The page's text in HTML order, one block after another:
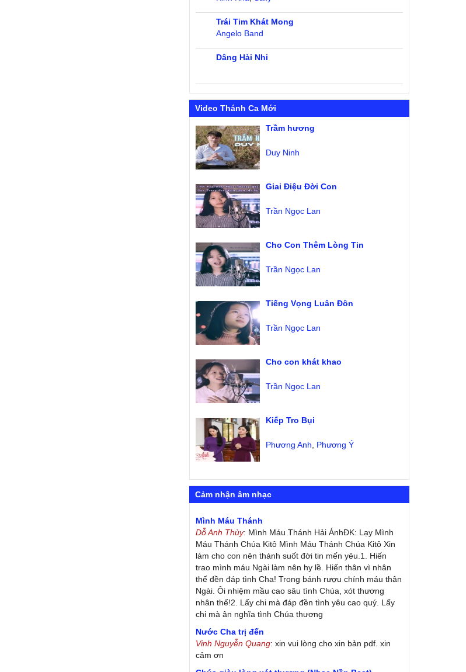
Trái Tim Khát Mong
Angelo Band
Dâng Hài Nhi
Video Thánh Ca Mới
Trầm hương
Duy Ninh
Giai Điệu Đời Con
Trần Ngọc Lan
Cho Con Thêm Lòng Tin
Trần Ngọc Lan
Tiếng Vọng Luân Đôn
Trần Ngọc Lan
Cho con khát khao
Trần Ngọc Lan
Kiếp Tro Bụi
Phương Anh Phương Ý
Cảm nhận âm nhạc
Mình Máu Thánh
Dỗ Anh Thùy: Mình Máu Thánh Hải ÁnhĐK: Lạy Mình
Máu Thánh Chúa Kitô Mình Máu Thánh Chúa Kitô Xin
làm cho con nên thánh suốt đời tin mến yêu.1. Hiến
trao mình máu Ngài làm nên hy lề. Hiến thân vì nhân
thế đền đáp tình Cha! Trong bánh rượu chính máu thân
Ngài. Ôi nhiệm mầu cao sâu tình Chúa, xót thương
nhân thế!2. Lấy chi mà đáp đền tình yêu cao quý. Lấy
chi mà ân nghĩa tình Chúa thương
Nước Cha trị đến
Vinh Nguyễn Quang: xin vui lòng cho xin bản pdf. xin
cảm ơn